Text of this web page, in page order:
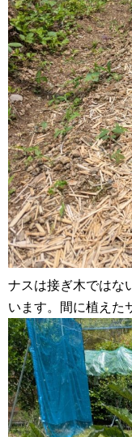
ナスは接ぎ木ではな
います。間に植えた